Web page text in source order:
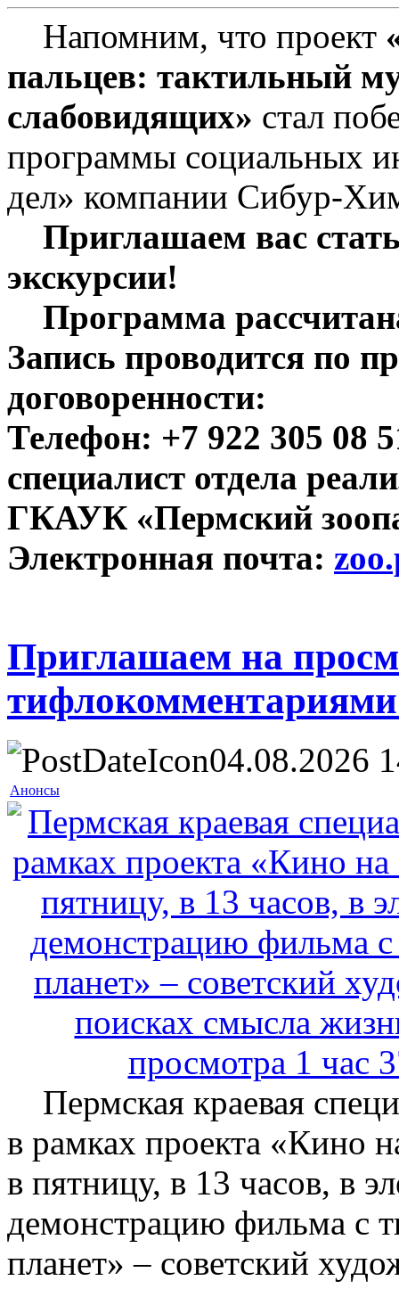
Напомним, что проект
пальцев: тактильный
слабовидящих» стал
программы социальных
дел» компании Сибур-
Приглашаем вас
экскурсии!
Программа
Запись проводится по
договоренности:
Телефон: +7 922 305 08
специалист отдела
ГКАУК «Пермский
Электронная почта:
Приглашаем на
04.08.2026
Анонсы
Пермская краевая
в рамках проекта «Кино
в пятницу, в 13 часов, в
демонстрацию фильма с
планет» – советский